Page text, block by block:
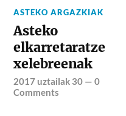
ASTEKO ARGAZKIAK
Asteko
elkarretaratze
xelebreenak
2017 uztailak 30 —0
Comments